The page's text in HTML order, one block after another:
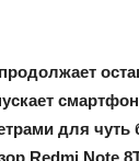
для чуть
Redmi Note